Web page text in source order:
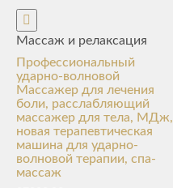
Массаж и релаксация
Профессиональный
ударно-волновой
Массажер для лечения
боли, расслабляющий
массажер для тела, МДж,
новая терапевтическая
машина для ударно-
волновой терапии, спа-
массаж